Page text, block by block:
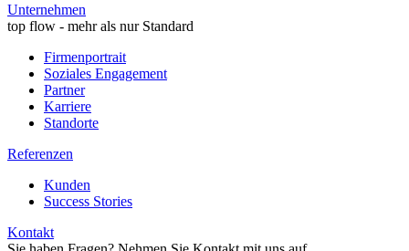
Unternehmen
top flow - mehr als nur Standard
Firmenportrait
Soziales Engagement
Partner
Karriere
Standorte
Referenzen
Kunden
Success Stories
Kontakt